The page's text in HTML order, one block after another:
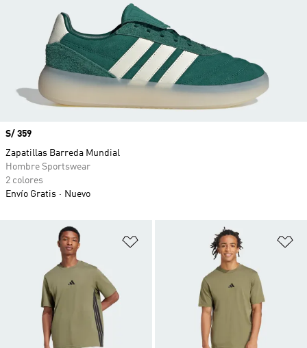
Añadir a la lista de deseos
Precio
S/ 359
Zapatillas Barreda Mundial
Hombre Sportswear
2 colores
Envío Gratis
Nuevo